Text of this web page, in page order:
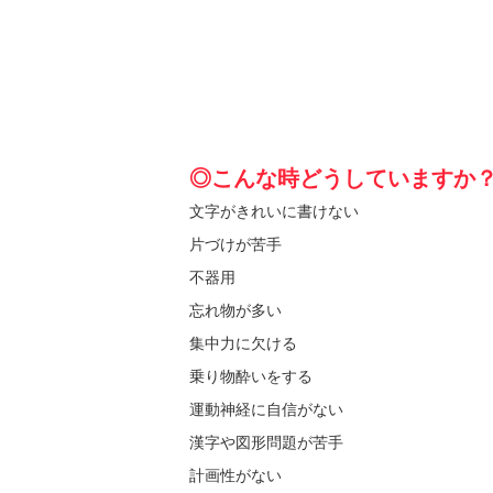
◎こんな時どうしていますか
文字がきれいに書けない
片づけが苦手
不器用
忘れ物が多い
集中力に欠ける
乗り物酔いをする
運動神経に自信がない
漢字や図形問題が苦手
計画性がない